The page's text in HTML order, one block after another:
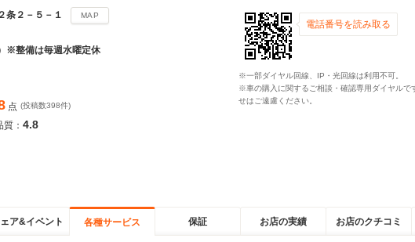
条２－５－１ MAP
※整備は毎週水曜定休
点 (投稿数398件)
質： 4.8
電話番号を読み取る
※一部ダイヤル回線、IP・光回線は利用不可。
※車の購入に関するご相談・確認専用ダイヤルで
せはご遠慮ください。
ア&イベント 各種サービス 保証 お店の実績 お店のクチコミ